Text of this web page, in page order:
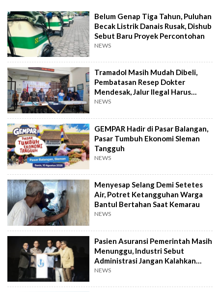
Belum Genap Tiga Tahun, Puluhan
Becak Listrik Danais Rusak, Dishub
Sebut Baru Proyek Percontohan
NEWS
Tramadol Masih Mudah Dibeli,
Pembatasan Resep Dokter
Mendesak, Jalur Ilegal Harus
Distop
NEWS
GEMPAR Hadir di Pasar Balangan,
Pasar Tumbuh Ekonomi Sleman
Tangguh
NEWS
Menyesap Selang Demi Setetes
Air, Potret Ketangguhan Warga
Bantul Bertahan Saat Kemarau
NEWS
Pasien Asuransi Pemerintah Masih
Menunggu, Industri Sebut
Administrasi Jangan Kalahkan
Kemanusiaan
NEWS